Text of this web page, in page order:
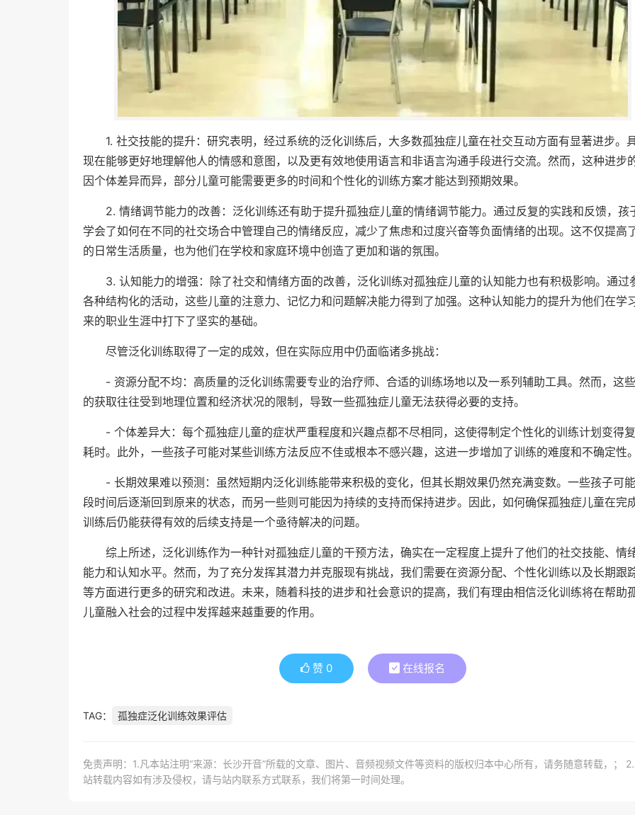
1. 社交技能的提升：研究表明，经过系统的泛化训练后，大多数孤独症儿童在社交互动方面有显著进步。
现在能够更好地理解他人的情感和意图，以及更有效地使用语言和非语言沟通手段进行交流。然而，这种进步
因个体差异而异，部分儿童可能需要更多的时间和个性化的训练方案才能达到预期效果。
2. 情绪调节能力的改善：泛化训练还有助于提升孤独症儿童的情绪调节能力。通过反复的实践和反馈，孩
学会了如何在不同的社交场合中管理自己的情绪反应，减少了焦虑和过度兴奋等负面情绪的出现。这不仅提高
的日常生活质量，也为他们在学校和家庭环境中创造了更加和谐的氛围。
3. 认知能力的增强：除了社交和情绪方面的改善，泛化训练对孤独症儿童的认知能力也有积极影响。通过
各种结构化的活动，这些儿童的注意力、记忆力和问题解决能力得到了加强。这种认知能力的提升为他们在学
来的职业生涯中打下了坚实的基础。
尽管泛化训练取得了一定的成效，但在实际应用中仍面临诸多挑战：
- 资源分配不均：高质量的泛化训练需要专业的治疗师、合适的训练场地以及一系列辅助工具。然而，这
的获取往往受到地理位置和经济状况的限制，导致一些孤独症儿童无法获得必要的支持。
- 个体差异大：每个孤独症儿童的症状严重程度和兴趣点都不尽相同，这使得制定个性化的训练计划变得
耗时。此外，一些孩子可能对某些训练方法反应不佳或根本不感兴趣，这进一步增加了训练的难度和不确定性。
- 长期效果难以预测：虽然短期内泛化训练能带来积极的变化，但其长期效果仍然充满变数。一些孩子可
段时间后逐渐回到原来的状态，而另一些则可能因为持续的支持而保持进步。因此，如何确保孤独症儿童在完
训练后仍能获得有效的后续支持是一个亟待解决的问题。
综上所述，泛化训练作为一种针对孤独症儿童的干预方法，确实在一定程度上提升了他们的社交技能、情
能力和认知水平。然而，为了充分发挥其潜力并克服现有挑战，我们需要在资源分配、个性化训练以及长期跟
等方面进行更多的研究和改进。未来，随着科技的进步和社会意识的提高，我们有理由相信泛化训练将在帮助
儿童融入社会的过程中发挥越来越重要的作用。
赞 0 在线报名
TAG： 孤独症泛化训练效果评估
免责声明：1.凡本站注明“来源：长沙开音”所载的文章、图片、音频视频文件等资料的版权归本中心所有，请务随意转载，；
站转载内容如有涉及侵权，请与站内联系方式联系，我们将第一时间处理。